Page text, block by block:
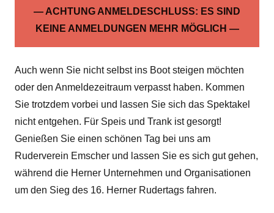
— ACHTUNG ANMELDESCHLUSS: ES SIND
KEINE ANMELDUNGEN MEHR MÖGLICH —
Auch wenn Sie nicht selbst ins Boot steigen möchten
oder den Anmeldezeitraum verpasst haben. Kommen
Sie trotzdem vorbei und lassen Sie sich das Spektakel
nicht entgehen. Für Speis und Trank ist gesorgt!
Genießen Sie einen schönen Tag bei uns am
Ruderverein Emscher und lassen Sie es sich gut gehen,
während die Herner Unternehmen und Organisationen
um den Sieg des 16. Herner Rudertags fahren.